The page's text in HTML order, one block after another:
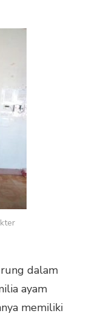
MERAK
TERMURAH
dalam
ayam
memiliki